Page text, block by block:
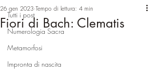
Tutti i post
Numerologia Sacra
Metamorfosi
Impronta di nascita
Fiori di Bach: Clematis
26 gen 2023 Tempo di lettura: 4 min